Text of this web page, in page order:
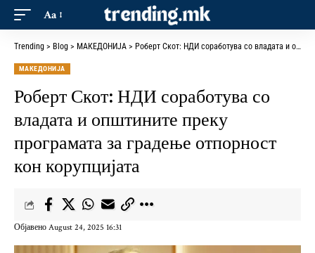
Aa
Trending > Blog > МАКЕДОНИЈА > Роберт Скот: НДИ соработува со владата и општините преку програмата за градење отпорност кон корупцијата
МАКЕДОНИЈА
Роберт Скот: НДИ соработува со
владата и општините преку
програмата за градење отпорност
кон корупцијата
Објавено August 24, 2025 16:31